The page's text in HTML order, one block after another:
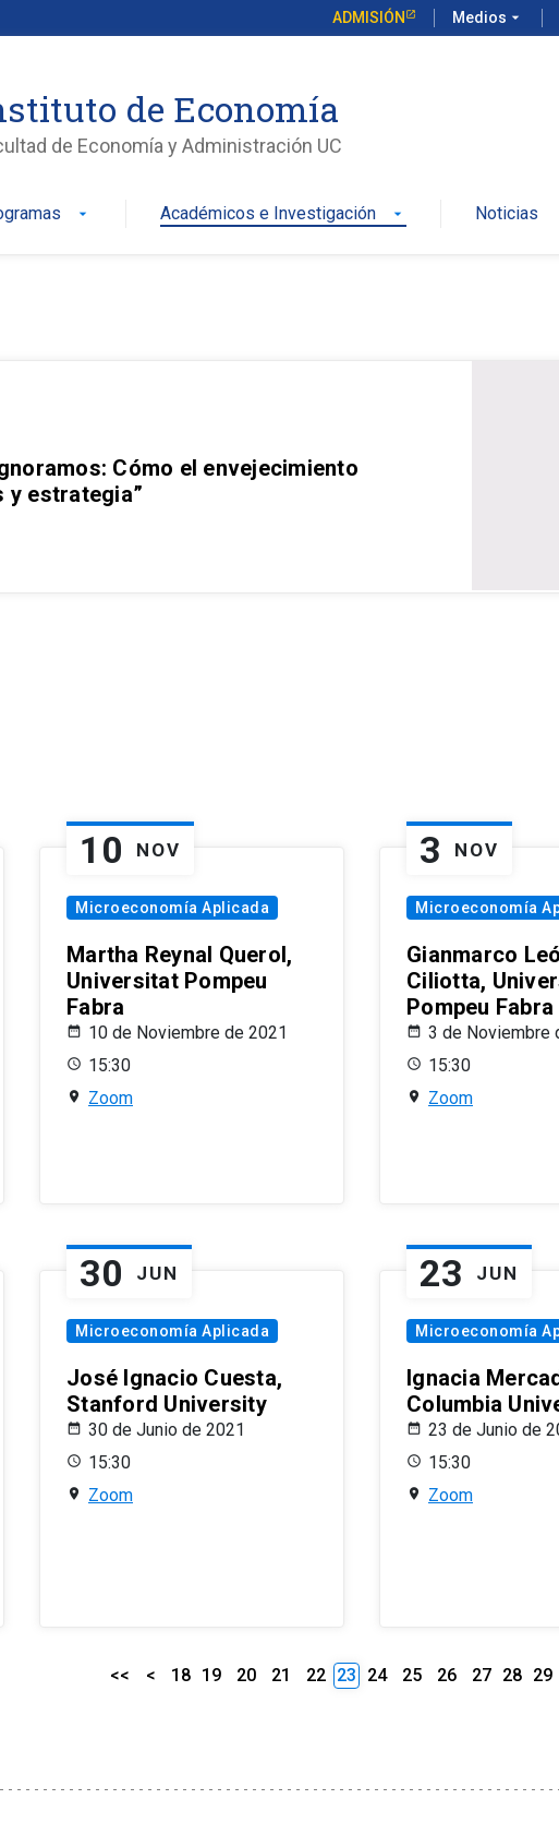
ADMISIÓN Medios arrow_drop_down
de Economía
de Economía y Administración UC
arrow_drop_down Académicos e Investigación arrow_drop_down Noticias
Cómo el envejecimiento
y estrategia”
10 NOV
Microeconomía Aplicada
Martha Reynal Querol,
Universitat Pompeu
Fabra
10 de Noviembre de 2021
15:30
Zoom
3 NOV
Microeconomía
Gianmarco
Ciliotta,
Pompeu Fabra
3 de Noviembre
15:30
Zoom
30 JUN
Microeconomía Aplicada
José Ignacio Cuesta,
Stanford University
30 de Junio de 2021
15:30
Zoom
23 JUN
Microeconomía
Ignacia
Columbia
23 de Junio de
15:30
Zoom
<< < 18 19 20 21 22 23 24 25 26 27 28 29